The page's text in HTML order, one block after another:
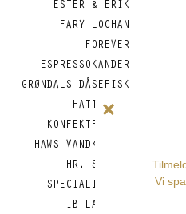
ESTER & ERIK
FARY LOCHAN
FOREVER
ESPRESSOKANDER
GRØNDALS DÅSEFISK
HATTESENS
KONFEKTFABRIK
HAWS VANDKANDER
HR. SKOV -
SPECIALITETER
IB LAURSEN